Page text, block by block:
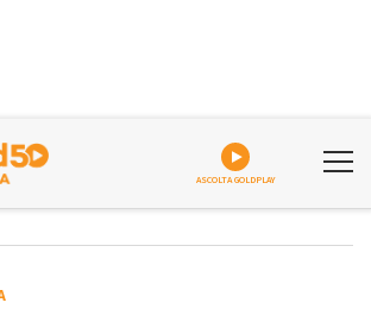
ASCOLTA GOLDPLAY